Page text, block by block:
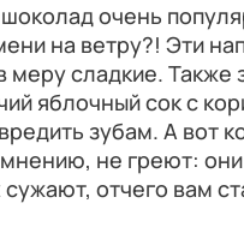
очень
на ветру?! Эти
меру сладкие. Также
яблочный сок с
зубам. А вот
не греют:
отчего вам